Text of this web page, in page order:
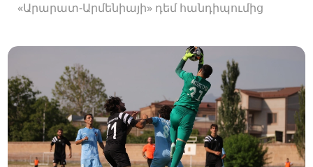
«Արարատ-Արմենիայի» դեմ հանդիպումից